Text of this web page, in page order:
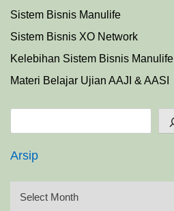
Sistem Bisnis Manulife
Sistem Bisnis XO Network
Kelebihan Sistem Bisnis Manulife
Materi Belajar Ujian AAJI & AASI
Arsip